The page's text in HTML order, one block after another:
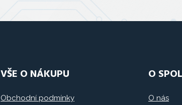
VŠE O NÁKUPU
Obchodní podmínky
O
O nás